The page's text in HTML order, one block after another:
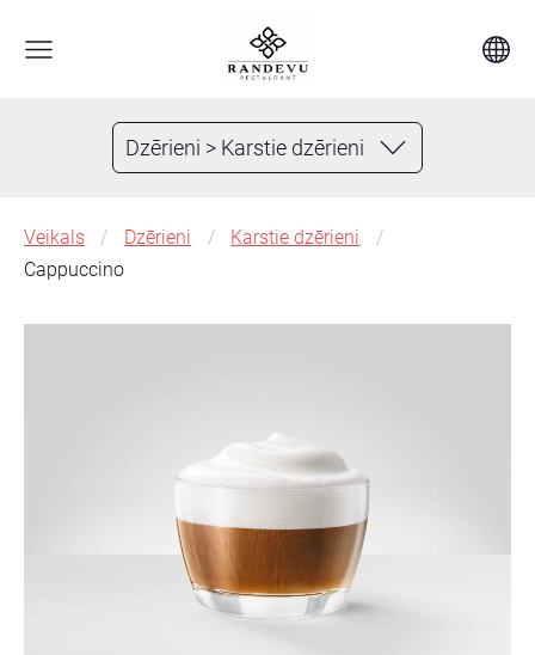
Dzērieni > Karstie dzērieni
Veikals Dzērieni
Karstie dzērieni
Cappuccino